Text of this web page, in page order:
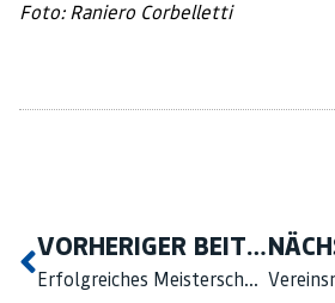
Foto: Raniero Corbelletti
VORHERIGER BEITRAG
Erfolgreiches Meisterschafts-Wochenende zum Rollsport-Jubiläum